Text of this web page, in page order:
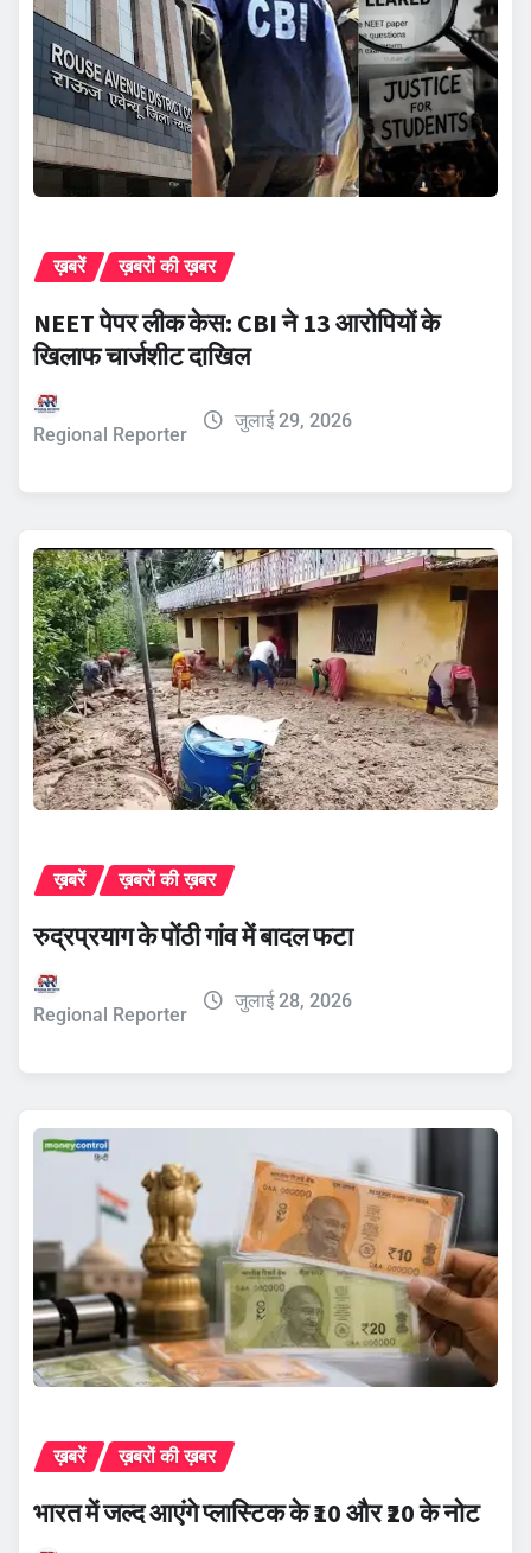
ख़बरें ख़बरों की ख़बर
NEET पेपर लीक केस: CBI ने 13 आरोपियों के
खिलाफ चार्जशीट दाखिल
Regional Reporter
जुलाई 29, 2026
ख़बरें ख़बरों की ख़बर
रुद्रप्रयाग के पोंठी गांव में बादल फटा
Regional Reporter
जुलाई 28, 2026
ख़बरें ख़बरों की ख़बर
भारत में जल्द आएंगे प्लास्टिक के ₹10 और ₹20 के नोट